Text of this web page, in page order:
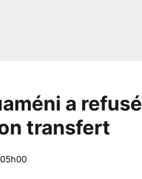
a refusé
transfert